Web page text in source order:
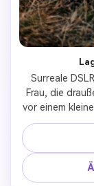
Surreale
Frau, die
vor einem
cm groß,
identisch wie
weißes T-Shirt
dunklen Hose.
schwarzen